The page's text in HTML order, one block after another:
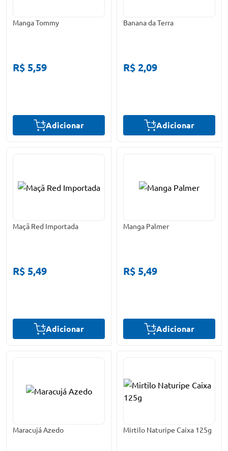
Manga Tommy
R$ 5,59
Adicionar
Banana da Terra
R$ 2,09
Adicionar
Maçã Red Importada
R$ 5,49
Adicionar
Manga Palmer
R$ 5,49
Adicionar
Maracujá Azedo Mirtilo Naturipe Caixa 125g